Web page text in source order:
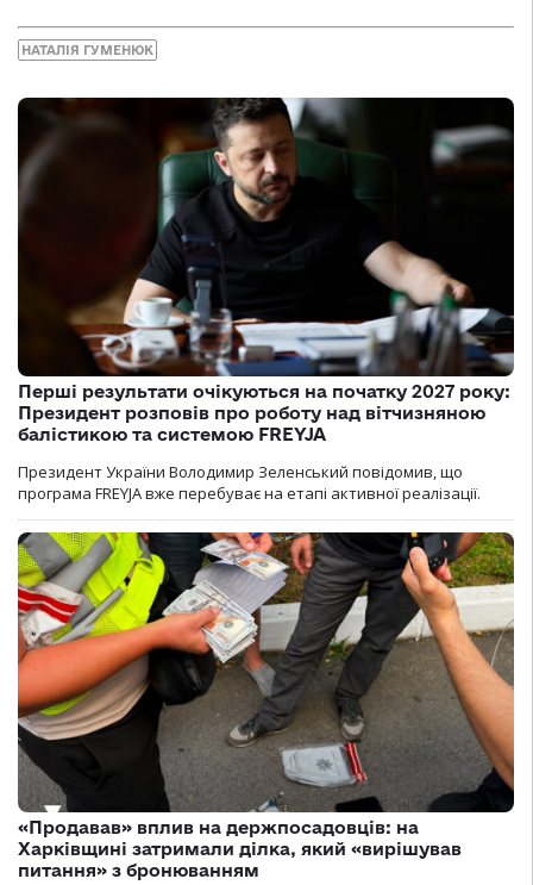
НАТАЛІЯ ГУМЕНЮК
Перші результати очікуються на початку 2027 року:
Президент розповів про роботу над вітчизняною
балістикою та системою FREYJA
Президент України Володимир Зеленський повідомив, що
програма FREYJA вже перебуває на етапі активної реалізації.
«Продавав» вплив на держпосадовців: на
Харківщині затримали ділка, який «вирішував
питання» з бронюванням